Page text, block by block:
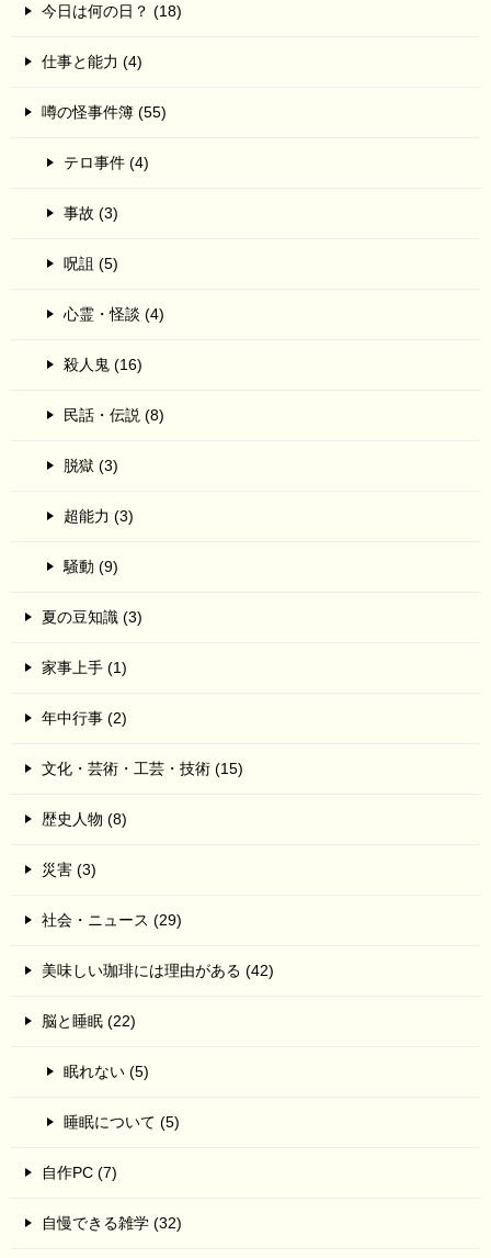
今日は何の日？ (18)
仕事と能力 (4)
噂の怪事件簿 (55)
テロ事件 (4)
事故 (3)
呪詛 (5)
心霊・怪談 (4)
殺人鬼 (16)
民話・伝説 (8)
脱獄 (3)
超能力 (3)
騒動 (9)
夏の豆知識 (3)
家事上手 (1)
年中行事 (2)
文化・芸術・工芸・技術 (15)
歴史人物 (8)
災害 (3)
社会・ニュース (29)
美味しい珈琲には理由がある (42)
脳と睡眠 (22)
眠れない (5)
睡眠について (5)
自作PC (7)
自慢できる雑学 (32)